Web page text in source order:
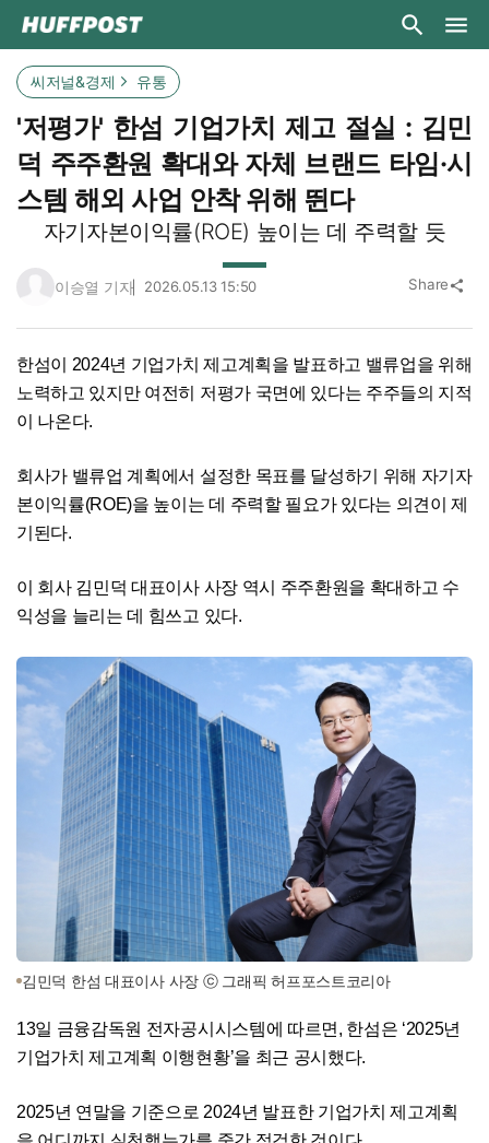
씨저널&경제 유통
'저평가' 한섬 기업가치 제고 절실 : 김민
덕 주주환원 확대와 자체 브랜드 타임·시
스템 해외 사업 안착 위해 뛴다
자기자본이익률(ROE) 높이는 데 주력할 듯
이승열 기자 2026.05.13 15:50 Share share
한섬이 2024년 기업가치 제고계획을 발표하고 밸류업을 위해
노력하고 있지만 여전히 저평가 국면에 있다는 주주들의 지적
이 나온다.
회사가 밸류업 계획에서 설정한 목표를 달성하기 위해 자기자
본이익률(ROE)을 높이는 데 주력할 필요가 있다는 의견이 제
기된다.
이 회사 김민덕 대표이사 사장 역시 주주환원을 확대하고 수
익성을 늘리는 데 힘쓰고 있다.
김민덕 한섬 대표이사 사장 ⓒ 그래픽 허프포스트코리아
13일 금융감독원 전자공시시스템에 따르면, 한섬은 ‘2025년
기업가치 제고계획 이행현황’을 최근 공시했다.
2025년 연말을 기준으로 2024년 발표한 기업가치 제고계획